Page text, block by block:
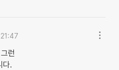
런
다.